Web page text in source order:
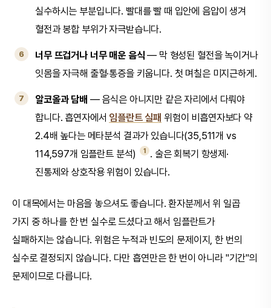
실수하시는 부분입니다. 빨대를 빨 때 입안에 음압이 생겨
혈전과 봉합 부위가 자극받습니다.
너무 뜨겁거나 너무 매운 음식 — 막 형성된 혈전을 녹이거나
잇몸을 자극해 출혈·통증을 키웁니다. 첫 며칠은 미지근하게.
알코올과 담배 — 음식은 아니지만 같은 자리에서 다뤄야
합니다. 흡연자에서 임플란트 실패 위험이 비흡연자보다 약
2.4배 높다는 메타분석 결과가 있습니다(35,511개 vs
114,597개 임플란트 분석)
1
. 술은 회복기 항생제·
진통제와 상호작용 위험이 있습니다.
이 대목에서는 마음을 놓으셔도 좋습니다. 환자분께서 위 일곱
가지 중 하나를 한 번 실수로 드셨다고 해서 임플란트가
실패하지는 않습니다. 위험은 누적과 빈도의 문제이지, 한 번의
실수로 결정되지 않습니다. 다만 흡연만은 한 번이 아니라 "기간"의
문제이므로 다릅니다.